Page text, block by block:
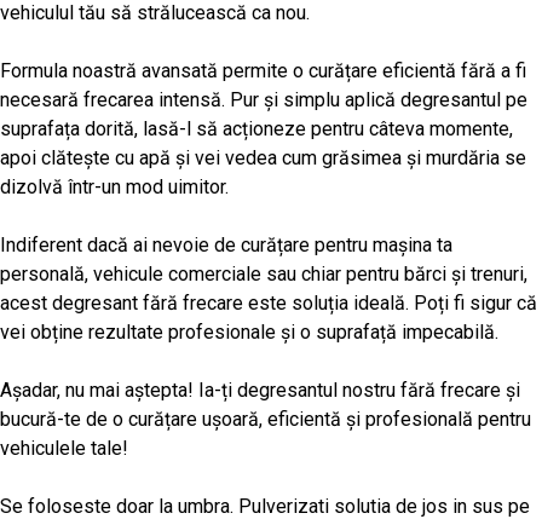
vehiculul tău să strălucească ca nou.
Formula noastră avansată permite o curățare eficientă fără a fi
necesară frecarea intensă. Pur și simplu aplică degresantul pe
suprafața dorită, lasă-l să acționeze pentru câteva momente,
apoi clătește cu apă și vei vedea cum grăsimea și murdăria se
dizolvă într-un mod uimitor.
Indiferent dacă ai nevoie de curățare pentru mașina ta
personală, vehicule comerciale sau chiar pentru bărci și trenuri,
acest degresant fără frecare este soluția ideală. Poți fi sigur că
vei obține rezultate profesionale și o suprafață impecabilă.
Așadar, nu mai aștepta! Ia-ți degresantul nostru fără frecare și
bucură-te de o curățare ușoară, eficientă și profesională pentru
vehiculele tale!
Se foloseste doar la umbra. Pulverizati solutia de jos in sus pe